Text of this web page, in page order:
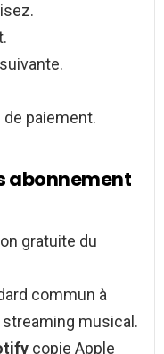
paiement.
abonnement
gratuite du
commun à
musical.
copie Apple